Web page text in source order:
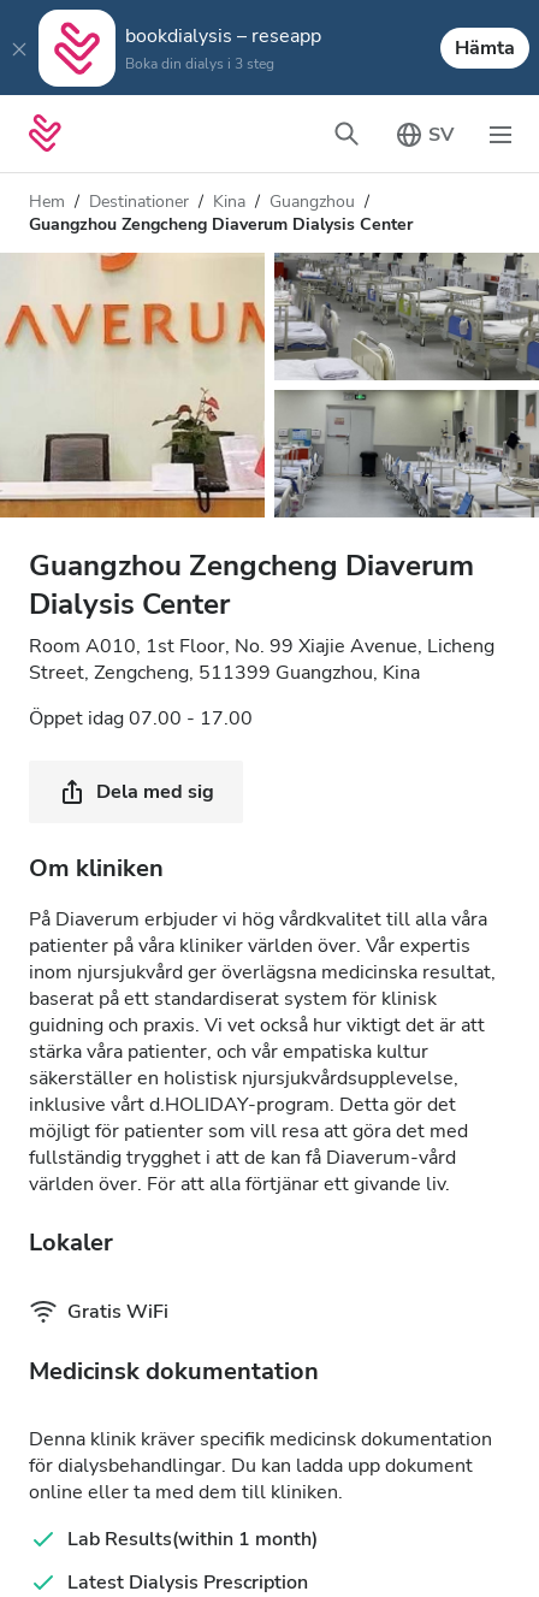
bookdialysis – reseapp
Boka din dialys i 3 steg
Hämta
SV
Hem Destinationer Kina
Guangzhou
Guangzhou Zengcheng Diaverum Dialysis Center
Guangzhou Zengcheng Diaverum
Dialysis Center
Room A010, 1st Floor, No. 99 Xiajie Avenue, Licheng
Street, Zengcheng, 511399 Guangzhou, Kina
Öppet idag 07.00 - 17.00
Dela med sig
Om kliniken
På Diaverum erbjuder vi hög vårdkvalitet till alla våra
patienter på våra kliniker världen över. Vår expertis
inom njursjukvård ger överlägsna medicinska resultat,
baserat på ett standardiserat system för klinisk
guidning och praxis. Vi vet också hur viktigt det är att
stärka våra patienter, och vår empatiska kultur
säkerställer en holistisk njursjukvårdsupplevelse,
inklusive vårt d.HOLIDAY-program. Detta gör det
möjligt för patienter som vill resa att göra det med
fullständig trygghet i att de kan få Diaverum-vård
världen över. För att alla förtjänar ett givande liv.
Lokaler
Gratis WiFi
Medicinsk dokumentation
Denna klinik kräver specifik medicinsk dokumentation
för dialysbehandlingar. Du kan ladda upp dokument
online eller ta med dem till kliniken.
Lab Results(within 1 month)
Latest Dialysis Prescription